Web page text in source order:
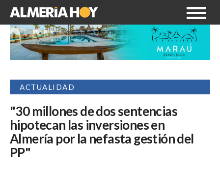
ACTUALIDAD
"30 millones de dos sentencias
hipotecan las inversiones en
Almería por la nefasta gestión del
PP"